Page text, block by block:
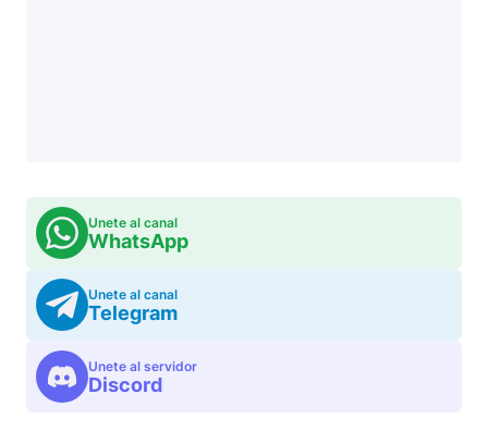
Unete al canal
WhatsApp
Unete al canal
Telegram
Unete al servidor
Discord